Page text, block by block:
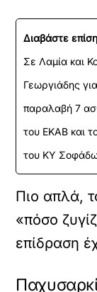
Διαβάστε
Σε Λαμία και
Γεωργιάδης
παραλαβή 7
του ΕΚΑΒ και
του ΚΥ
Πιο απλά,
«πόσο
επίδραση